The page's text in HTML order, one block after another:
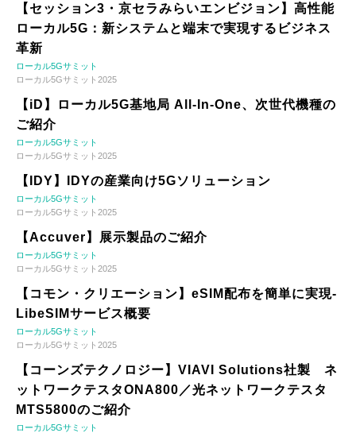
【セッション3・京セラみらいエンビジョン】高性能
ローカル5G：新システムと端末で実現するビジネス
革新
ローカル5Gサミット
ローカル5Gサミット2025
【iD】ローカル5G基地局 All-In-One、次世代機種の
ご紹介
ローカル5Gサミット
ローカル5Gサミット2025
【IDY】IDYの産業向け5Gソリューション
ローカル5Gサミット
ローカル5Gサミット2025
【Accuver】展示製品のご紹介
ローカル5Gサミット
ローカル5Gサミット2025
【コモン・クリエーション】eSIM配布を簡単に実現-
LibeSIMサービス概要
ローカル5Gサミット
ローカル5Gサミット2025
【コーンズテクノロジー】VIAVI Solutions社製 ネ
ットワークテスタONA800／光ネットワークテスタ
MTS5800のご紹介
ローカル5Gサミット